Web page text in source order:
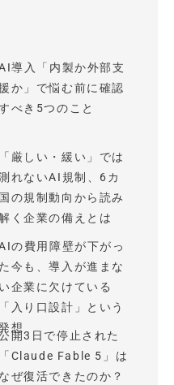
導入「内製か外部支
か」で悩む前に確認
べき5つのこと
「厳しい・緩い」では
れないAI規制、6カ
国の規制動向から読み
く企業の備えとは
の費用障壁が下がっ
た今も、導入が進まな
い企業に欠けている
「入り口設計」という
想
開3日で停止された
「Claude Fable 5」は
なぜ復活できたのか？